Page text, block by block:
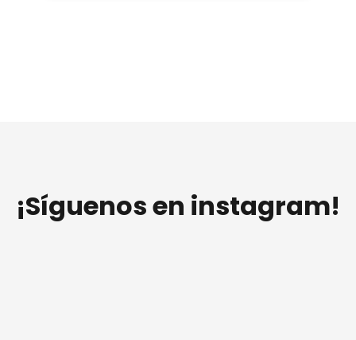
¡Síguenos en instagram!